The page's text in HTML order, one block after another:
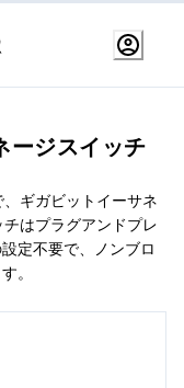
ージスイッチ
、ギガビットイーサネ
はプラグアンドプレ
定不要で、ノンブロ
。